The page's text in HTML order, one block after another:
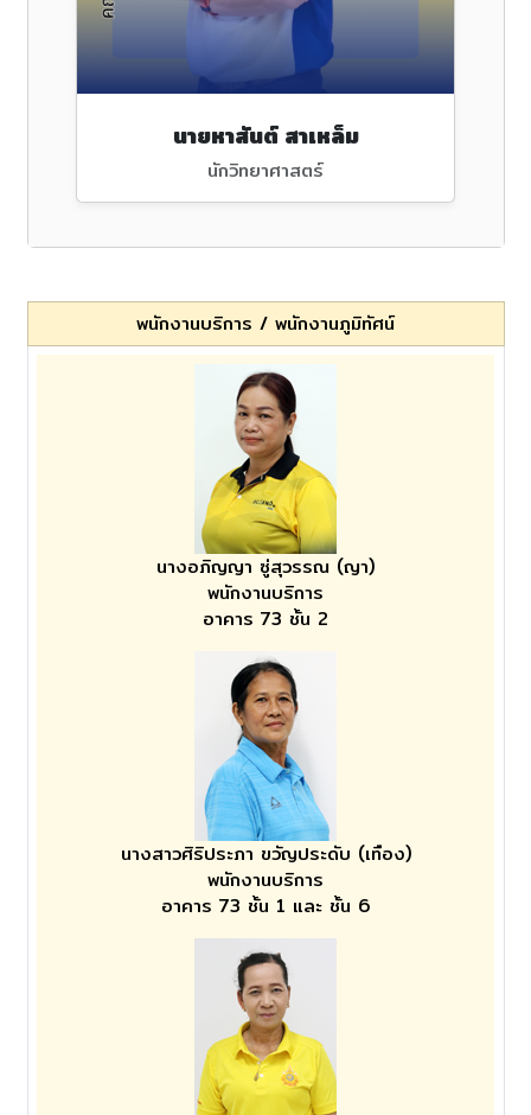
นายหาสันต์ สาเหล็ม
นักวิทยาศาสตร์
พนักงานบริการ / พนักงานภูมิทัศน์
นางอภิญญา ซู่สุวรรณ (ญา)
พนักงานบริการ
อาคาร 73 ชั้น 2
นางสาวศิริประภา ขวัญประดับ (เทือง)
พนักงานบริการ
อาคาร 73 ชั้น 1 และ ชั้น 6